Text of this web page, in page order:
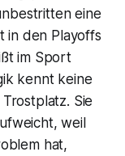
eine
in den Playoffs
im Sport
kennt keine
Sie
weil
hat,